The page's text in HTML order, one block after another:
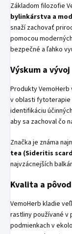
Základom filozofie
bylinkárstva a
snaží zachovať
pomocou
bezpečné a ľahko
Výskum a vývoj
Produkty VemoHerb
v oblasti fytoterapie
identifikáciu
aby sa zachoval čo
Značka je známa
tea (Sideritis
najvzácnejších
Kvalita a
VemoHerb kladie
rastliny používané v
podmienkach v